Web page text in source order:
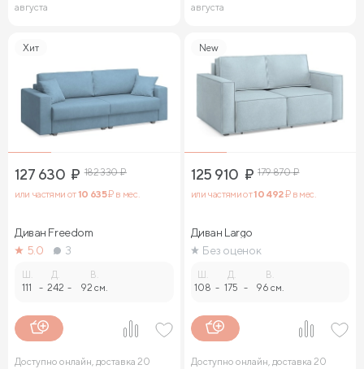
августа
августа
Хит
127 630 ₽ 182 330₽
или частями от10 635₽ в мес.
Диван Freedom
5.0
3
111 -
Д.
242 -
В.
92 см.
Доступно онлайн, доставка 20
New
125 910 ₽ 179 870₽
или частями от10 492₽ в мес.
Диван Largo
Без оценок
108 -
Д.
175 -
В.
96 см.
Доступно онлайн, доставка 20